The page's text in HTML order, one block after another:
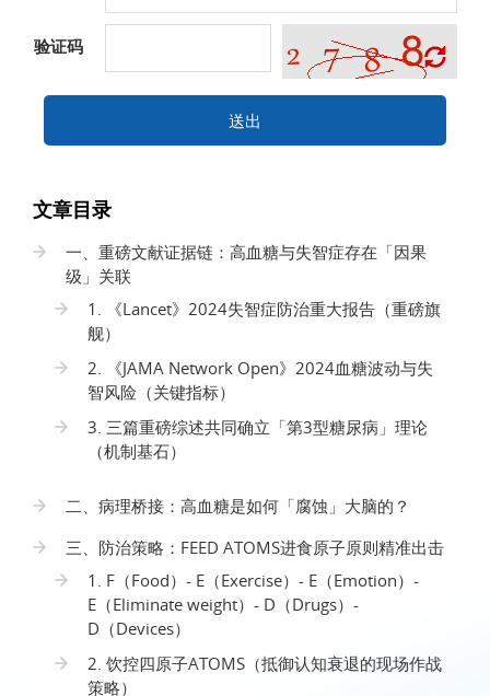
验证码
送出
文章目录
一、重磅文献证据链：高血糖与失智症存在「因果
级」关联
1. 《Lancet》2024失智症防治重大报告（重磅旗
舰）
2. 《JAMA Network Open》2024血糖波动与失
智风险（关键指标）
3. 三篇重磅综述共同确立「第3型糖尿病」理论
（机制基石）
二、病理桥接：高血糖是如何「腐蚀」大脑的？
三、防治策略：FEED ATOMS进食原子原则精准出击
1. F（Food）- E（Exercise）- E（Emotion）-
E（Eliminate weight）- D（Drugs）-
D（Devices）
2. 饮控四原子ATOMS（抵御认知衰退的现场作战
策略）